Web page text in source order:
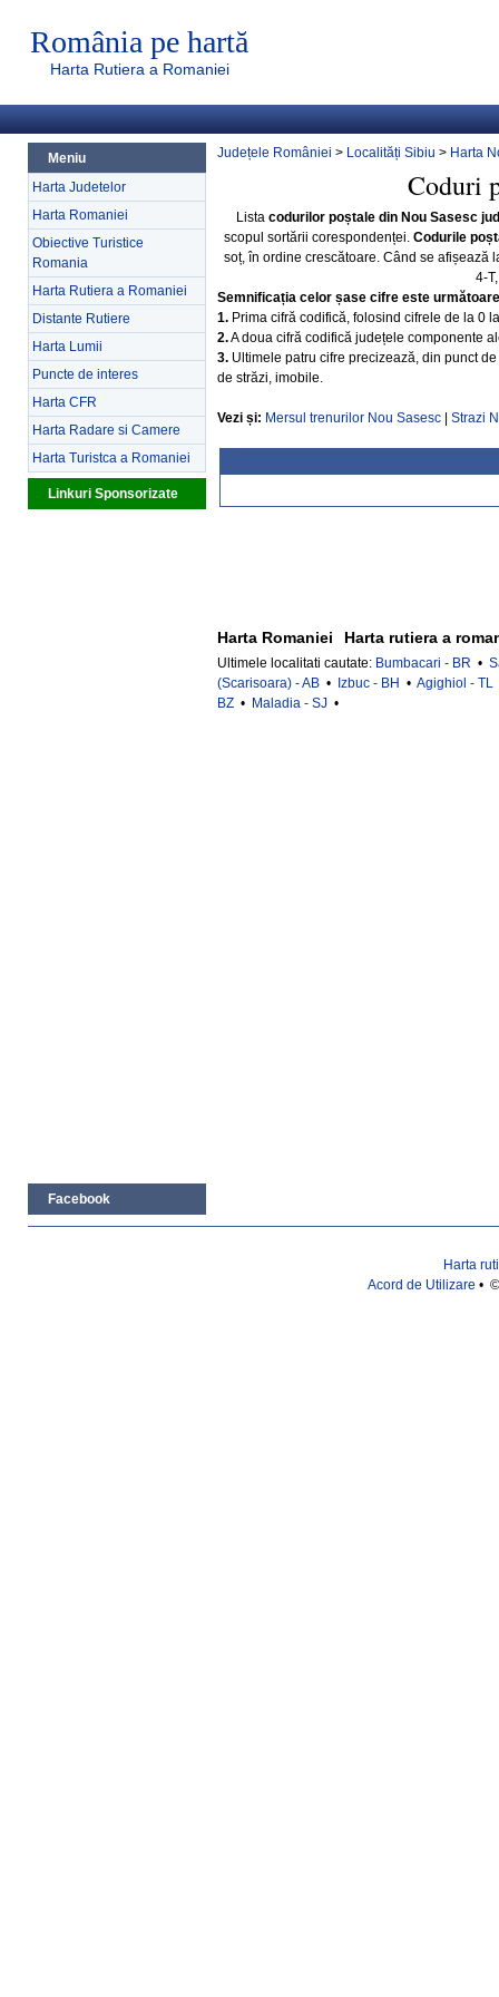
România pe hartă
Harta Rutiera a Romaniei
Meniu
Harta Judetelor
Harta Romaniei
Obiective Turistice
Romania
Harta Rutiera a Romaniei
Distante Rutiere
Harta Lumii
Puncte de interes
Harta CFR
Harta Radare si Camere
Harta Turistca a Romaniei
Linkuri Sponsorizate
Facebook
Județele României > Localități Sibiu > Harta
Coduri
Lista codurilor poștale din Nou Sasesc
scopul sortării corespondenței. Codurile
soț, în ordine crescătoare. Când se afișează
4-
Semnificația celor șase cifre este
1. Prima cifră codifică, folosind cifrele de la 0
2.A doua cifră codifică județele componente
3. Ultimele patru cifre precizează, din punct
de străzi, imobile.
Vezi și: Mersul trenurilor Nou Sasesc Strazi
Harta Romaniei Harta rutiera a
Ultimele localitati cautate: Bumbacari - BR •
(Scarisoara) - AB • Izbuc - BH • Agighiol - TL
BZ • Maladia - SJ •
Harta
Acord de Utilizare •